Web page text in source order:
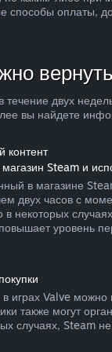
способы оплаты,
течение двух
вы найдете
контент
Steam и
в магазине
двух часов с
в некоторых
уровень
играх Valve
также могут
случаях, Steam